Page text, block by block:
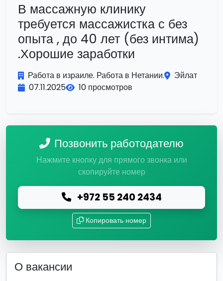
В массажную клинику
требуется массажистка с без
опыта , до 40 лет (без интима)
.Хорошие заработки
Работа в израиле. Работа в Нетании.
Эйлат
07.11.2025
10 просмотров
Позвонить работодателю
Нажмите кнопку для прямого звонка или
скопируйте номер
+972 55 240 2434
Копировать номер
О вакансии